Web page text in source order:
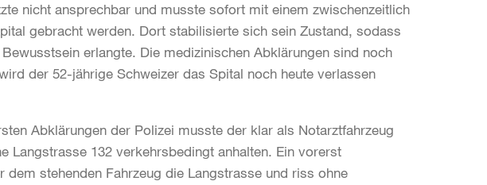
nicht ansprechbar und musste sofort mit einem zwischenzeitlich
gebracht werden. Dort stabilisierte sich sein Zustand, sodass
erlangte. Die medizinischen Abklärungen sind noch
der 52-jährige Schweizer das Spital noch heute verlassen
Abklärungen der Polizei musste der klar als Notarztfahrzeug
Langstrasse 132 verkehrsbedingt anhalten. Ein vorerst
dem stehenden Fahrzeug die Langstrasse und riss ohne